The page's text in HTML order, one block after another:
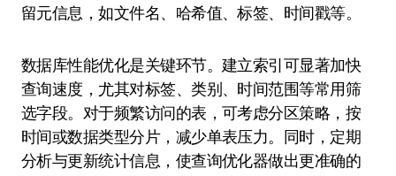
留元信息，如文件名、哈希值、标签、时间戳等。
数据库性能优化是关键环节。建立索引可显著加快
查询速度，尤其对标签、类别、时间范围等常用筛
选字段。对于频繁访问的表，可考虑分区策略，按
时间或数据类型分片，减少单表压力。同时，定期
分析与更新统计信息，使查询优化器做出更准确的